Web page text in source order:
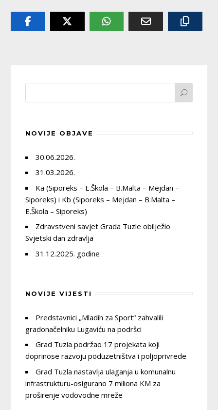
NOVIJE OBJAVE
30.06.2026.
31.03.2026.
Ka (Siporeks – E.Škola – B.Malta – Mejdan –
Siporeks) i Kb (Siporeks – Mejdan – B.Malta –
E.Škola – Siporeks)
Zdravstveni savjet Grada Tuzle obilježio
Svjetski dan zdravlja
31.12.2025. godine
NOVIJE VIJESTI
Predstavnici „Mladih za Sport“ zahvalili
gradonačelniku Lugaviću na podršci
Grad Tuzla podržao 17 projekata koji
doprinose razvoju poduzetništva i poljoprivrede
Grad Tuzla nastavlja ulaganja u komunalnu
infrastrukturu-osigurano 7 miliona KM za
proširenje vodovodne mreže